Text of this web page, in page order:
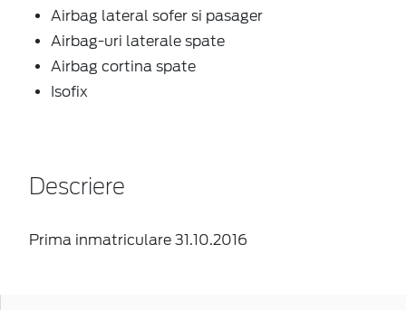
Airbag lateral sofer si pasager
Airbag-uri laterale spate
Airbag cortina spate
Isofix
Descriere
Prima inmatriculare 31.10.2016